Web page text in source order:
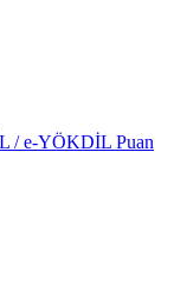
/ e-YÖKDİL Puan